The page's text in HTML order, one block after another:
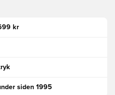
kr
siden 1995